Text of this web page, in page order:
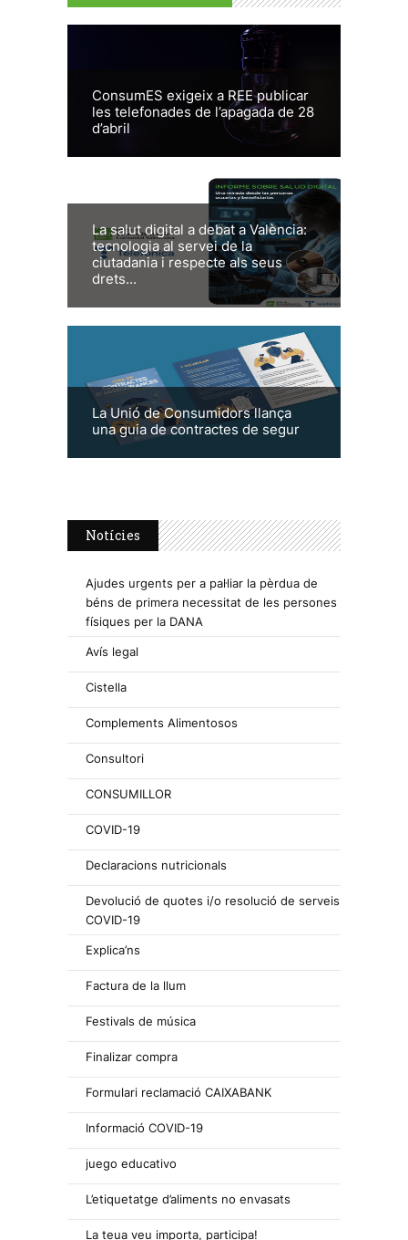
ConsumES exigeix a REE publicar
les telefonades de l’apagada de 28
d’abril
La salut digital a debat a València:
tecnologia al servei de la
ciutadania i respecte als seus
drets...
La Unió de Consumidors llança
una guia de contractes de segur
Notícies
Ajudes urgents per a pal·liar la pèrdua de
béns de primera necessitat de les persones
físiques per la DANA
Avís legal
Cistella
Complements Alimentosos
Consultori
CONSUMILLOR
COVID-19
Declaracions nutricionals
Devolució de quotes i/o resolució de serveis
COVID-19
Explica’ns
Factura de la llum
Festivals de música
Finalizar compra
Formulari reclamació CAIXABANK
Informació COVID-19
juego educativo
L’etiquetatge d’aliments no envasats
La teua veu importa, participa!